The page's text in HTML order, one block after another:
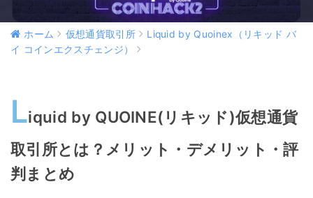
ホーム 仮想通貨取引所
Liquid by Quoinex（リキッド バ
イ コインエクスチェンジ）
Liquid by QUOINE(リキッド)仮想通貨
取引所とは？メリット・デメリット・評
判まとめ